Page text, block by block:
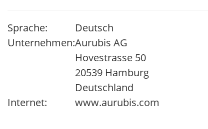
Sprache:
Deutsch
Unternehmen:Aurubis AG
Hovestrasse 50
20539 Hamburg
Deutschland
Internet:
www.aurubis.com